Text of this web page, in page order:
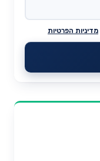
מדיניות הפרטיות